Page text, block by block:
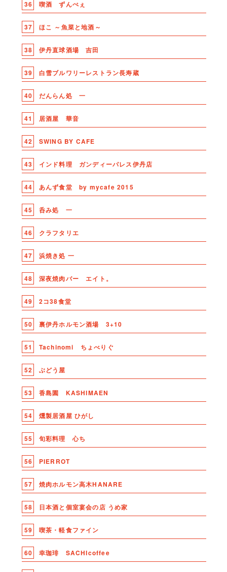
36 喫酒 ずんぺぇ
37 ほこ ～魚菜と地酒～
38 伊丹直球酒場 吉田
39 白雪ブルワリーレストラン長寿蔵
40 だんらん処 一
41 居酒屋 華音
42 SWING BY CAFE
43 インド料理 ガンディーパレス伊丹店
44 あんず食堂 by mycafe 2015
45 呑み処 一
46 クラフタリエ
47 浜焼き処 一
48 深夜焼肉バー エイト。
49 2コ38食堂
50 裏伊丹ホルモン酒場 3+10
51 Tachinomi ちょべりぐ
52 ぶどう屋
53 香島園 KASHIMAEN
54 燻製居酒屋 ひがし
55 旬彩料理 心ち
56 PIERROT
57 焼肉ホルモン高木HANARE
58 日本酒と個室宴会の店 うめ家
59 喫茶・軽食ファイン
60 幸珈琲 SACHIcoffee